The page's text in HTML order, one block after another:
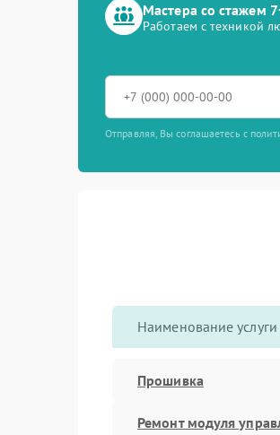
Мастера со стажем
Работаем с техникой
Отправляя, Вы соглашаетесь с
Наименование услуги
Прошивка
Ремонт модуля